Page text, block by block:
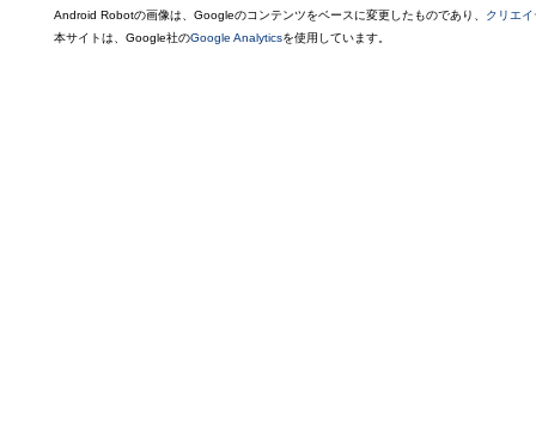
Android Robotの画像は、Googleのコンテンツをベースに変更したものであり、 クリエ
本サイトは、Google社のGoogle Analyticsを使用しています。